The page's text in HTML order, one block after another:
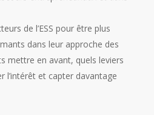
de l’ESS pour être plus
dans leur approche des
mettre en avant, quels leviers
l’intérêt et capter davantage